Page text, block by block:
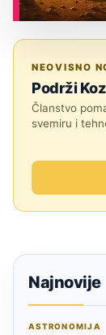
NEOVISNO
Podrži
Članstvo
svemiru i
Najnovije
ASTRONOMIJA